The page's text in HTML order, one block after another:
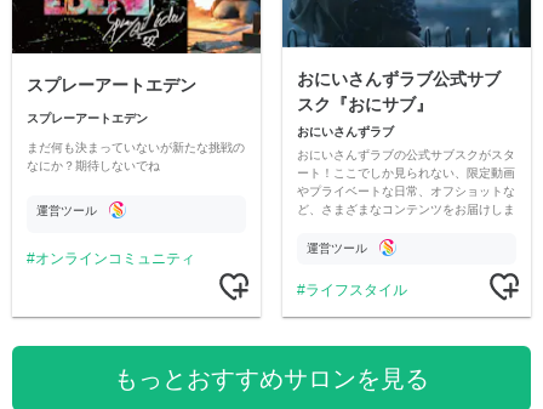
スプレーアートエデン
スプレーアートエデン
まだ何も決まっていないが新たな挑戦の
なにか？期待しないでね
運営ツール
オンラインコミュニティ
おにいさんずラブ公式サブ
スク『おにサブ』
おにいさんずラブ
おにいさんずラブの公式サブスクがスタ
ート！ここでしか見られない、限定動画
やプライベートな日常、オフショットな
ど、さまざまなコンテンツをお届けしま
運営ツール
ライフスタイル
もっとおすすめサロンを見る